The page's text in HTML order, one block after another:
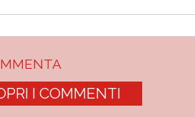
I COMMENTI